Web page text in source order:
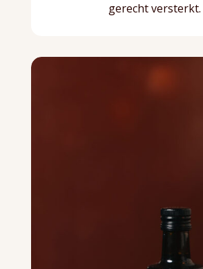
gerecht versterkt.